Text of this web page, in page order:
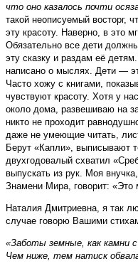
что оно казалось почти
такой неописуемый восторг,
эту красоту. Наверно, в это
Обязательно все дети
эту сказку и раздам её
написано о мыслях. Дети —
Часто хожу с книгами,
чувствуют красоту. Хотя у
около дома, развешиваю на
никто не проходит
даже не умеющие читать,
Берут «Капли», выписывают
двухгодовалый схватил
выпускать из рук. Моя
Знамени Мира, говорит: «Это
Наталия Дмитриевна, я так
случае говорю Вашими
«Заботы земные, как камни
Чем ниже, тем натиск